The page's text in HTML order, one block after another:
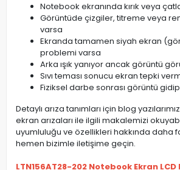
Notebook ekranında kırık veya
Görüntüde çizgiler, titreme veya
varsa
Ekranda tamamen siyah ekran
problemi varsa
Arka ışık yanıyor ancak görüntü
Sıvı teması sonucu ekran tepki
Fiziksel darbe sonrası görüntü
Detaylı arıza tanımları için blog
ekran arızaları ile ilgili makalemizi
uyumluluğu ve özellikleri hakkında daha
hemen bizimle iletişime geçin.
LTN156AT28-202 Notebook Ekran LCD